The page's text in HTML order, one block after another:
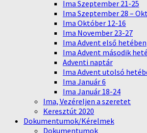
Ima Szeptember 21-25
Ima Szeptember 28 –
Ima Október 12-16
Ima November 23-27
Ima Advent első hetében
Ima Advent második
Adventi naptár
Ima Advent utolsó
Ima Január 6
Ima Január 18-24
Ima, Vezéreljen a szeretet
Keresztút 2020
Dokumentumok/Kérelmek
Dokumentumok